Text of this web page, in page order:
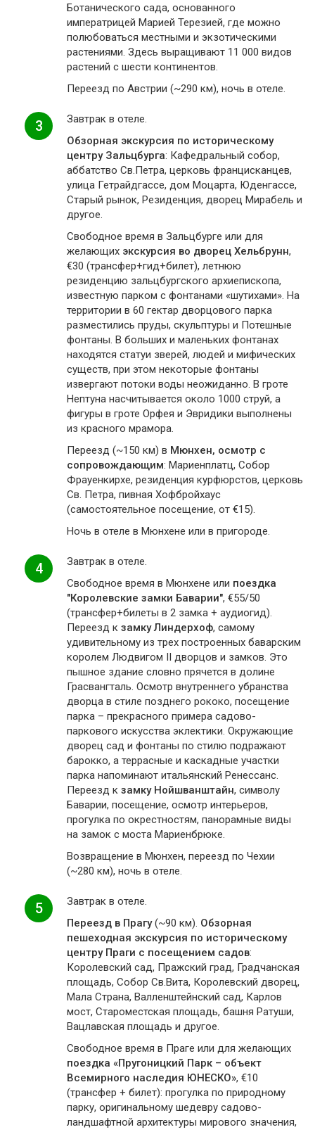
Ботанического сада, основанного
императрицей Марией Терезией, где можно
полюбоваться местными и экзотическими
растениями. Здесь выращивают 11 000 видов
растений с шести континентов.
Переезд по Австрии (~290 км), ночь в отеле.
3
Завтрак в отеле.
Обзорная экскурсия по историческому
центру Зальцбурга: Кафедральный собор,
аббатство Св.Петра, церковь францисканцев,
улица Гетрайдгассе, дом Моцарта, Юденгассе,
Старый рынок, Резиденция, дворец Мирабель и
другое.
Свободное время в Зальцбурге или для
желающих экскурсия во дворец Хельбрунн,
€30 (трансфер+гид+билет), летнюю
резиденцию зальцбургского архиепископа,
известную парком с фонтанами «шутихами». На
территории в 60 гектар дворцового парка
разместились пруды, скульптуры и Потешные
фонтаны. В больших и маленьких фонтанах
находятся статуи зверей, людей и мифических
существ, при этом некоторые фонтаны
извергают потоки воды неожиданно. В гроте
Нептуна насчитывается около 1000 струй, а
фигуры в гроте Орфея и Эвридики выполнены
из красного мрамора.
Переезд (~150 км) в Мюнхен, осмотр с
сопровождающим: Мариенплатц, Собор
Фрауенкирхе, резиденция курфюрстов, церковь
Св. Петра, пивная Хофбройхаус
(самостоятельное посещение, от €15).
Ночь в отеле в Мюнхене или в пригороде.
4
Завтрак в отеле.
Свободное время в Мюнхене или поездка
"Королевские замки Баварии", €55/50
(трансфер+билеты в 2 замка + аудиогид).
Переезд к замку Линдерхоф, самому
удивительному из трех построенных баварским
королем Людвигом II дворцов и замков. Это
пышное здание словно прячется в долине
Грасвангталь. Осмотр внутреннего убранства
дворца в стиле позднего рококо, посещение
парка – прекрасного примера садово-
паркового искусства эклектики. Окружающие
дворец сад и фонтаны по стилю подражают
барокко, а террасные и каскадные участки
парка напоминают итальянский Ренессанс.
Переезд к замку Нойшванштайн, символу
Баварии, посещение, осмотр интерьеров,
прогулка по окрестностям, панорамные виды
на замок с моста Мариенбрюке.
Возвращение в Мюнхен, переезд по Чехии
(~280 км), ночь в отеле.
5
Завтрак в отеле.
Переезд в Прагу(~90 км). Обзорная
пешеходная экскурсия по историческому
центру Праги с посещением садов:
Королевский сад, Пражский град, Градчанская
площадь, Собор Св.Вита, Королевский дворец,
Мала Страна, Валленштейнский сад, Карлов
мост, Староместская площадь, башня Ратуши,
Вацлавская площадь и другое.
Свободное время в Праге или для желающих
поездка «Пругоницкий Парк – объект
Всемирного наследия ЮНЕСКО», €10
(трансфер + билет): прогулка по природному
парку, оригинальному шедевру садово-
ландшафтной архитектуры мирового значения,